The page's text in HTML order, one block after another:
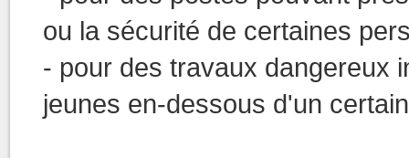
ou la sécurité de certaines
- pour des travaux dangereux
jeunes en-dessous d'un